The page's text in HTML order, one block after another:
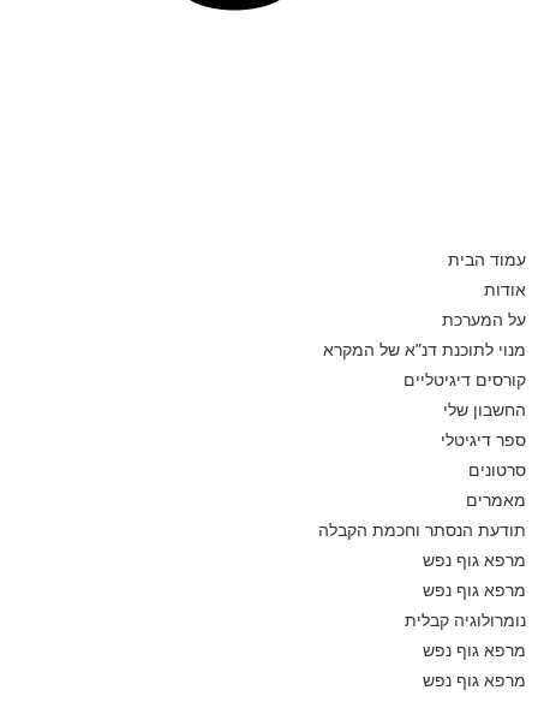
עמוד הבית
אודות
על המערכת
מנוי לתוכנת דנ”א של המקרא
קורסים דיגיטליים
החשבון שלי
ספר דיגיטלי
סרטונים
מאמרים
תודעת הנסתר וחכמת הקבלה
מרפא גוף נפש
מרפא גוף נפש
נומרולוגיה קבלית
מרפא גוף נפש
מרפא גוף נפש